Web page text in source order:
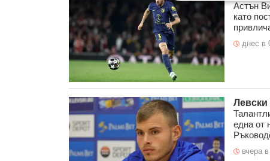
Астън
като
днес в
една от
вчера